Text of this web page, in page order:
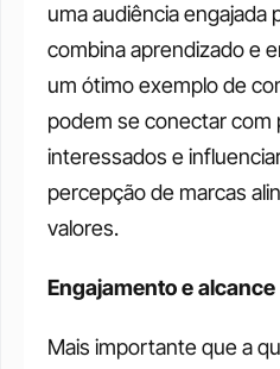
uma audiência engajada
combina aprendizado e
um ótimo exemplo de
podem se conectar com
interessados e
percepção de marcas
valores.
Engajamento e alcance
Mais importante que a